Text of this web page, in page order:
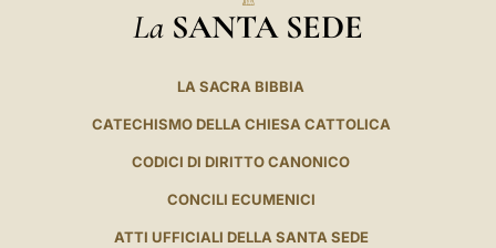
La SANTA SEDE
LA SACRA BIBBIA
CATECHISMO DELLA CHIESA CATTOLICA
CODICI DI DIRITTO CANONICO
CONCILI ECUMENICI
ATTI UFFICIALI DELLA SANTA SEDE